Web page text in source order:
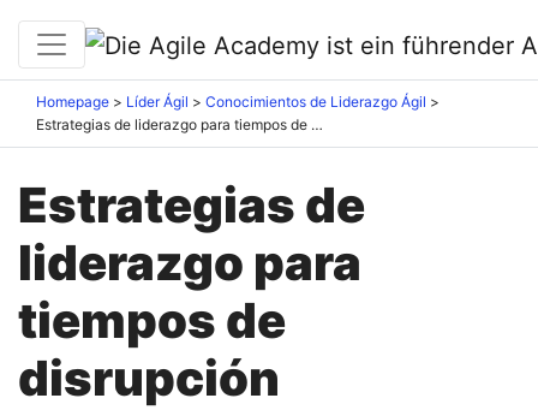
Homepage Líder Ágil
Conocimientos de Liderazgo Ágil
Estrategias de liderazgo para tiempos de disrupción
Estrategias de
liderazgo para
tiempos de
disrupción